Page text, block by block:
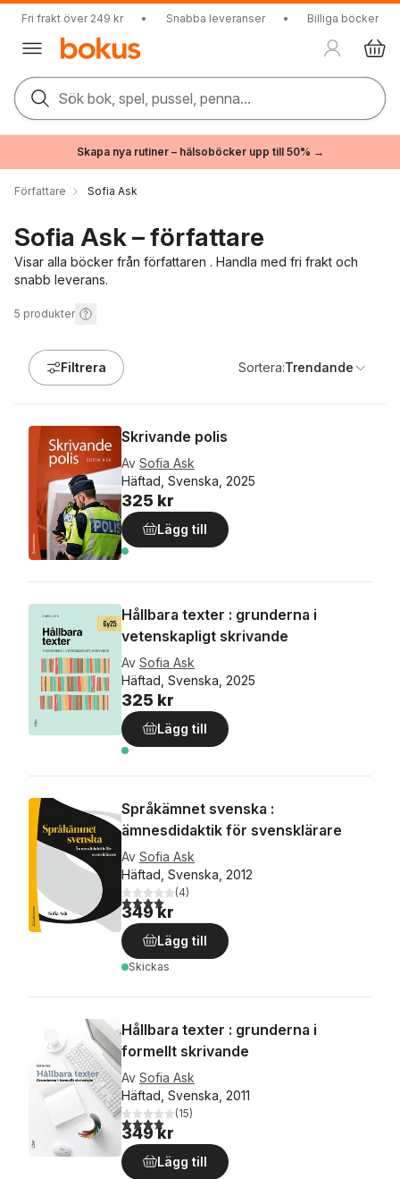
Fri frakt över 249 kr • Snabba leveranser • Billiga böcker
Sök bok, spel, pussel, penna...
Skapa nya rutiner – hälsoböcker upp till 50% →
Författare Sofia Ask
Sofia Ask – författare
Visar alla böcker från författaren . Handla med fri frakt och
snabb leverans.
5 produkter
Filtrera Sortera:Trendande
Skrivande polis
Av Sofia Ask
Häftad, Svenska, 2025
325 kr
Lägg till
Hållbara texter : grunderna i
vetenskapligt skrivande
Av Sofia Ask
Häftad, Svenska, 2025
325 kr
Lägg till
Språkämnet svenska :
ämnesdidaktik för svensklärare
Av Sofia Ask
Häftad, Svenska, 2012
4,0utav 5 stjärnor. Totalt antal röster:
(4)
349 kr
Lägg till
Skickas
Hållbara texter : grunderna i
formellt skrivande
Av Sofia Ask
Häftad, Svenska, 2011
4,0utav 5 stjärnor. Totalt antal röster:
(15)
349 kr
Lägg till